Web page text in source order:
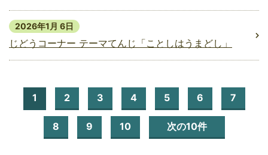
2026年1月 6日
じどうコーナー テーマてんじ「ことしはうまどし」
1 2 3 4 5 6 7
8 9 10 次の10件